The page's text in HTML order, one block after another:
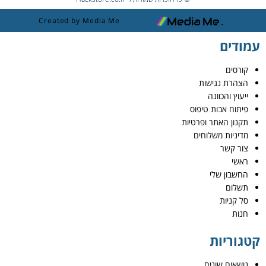
Created by Media Me
עמודים
קורסים
הצהרת נגישות
ייעוץ והכוונה
פיתוח אבות טיפוס
תקנון האתר ופרטיות
מדיניות משלוחים
צור קשר
ראשי
החשבון שלי
תשלום
סל קניות
חנות
קטגוריות